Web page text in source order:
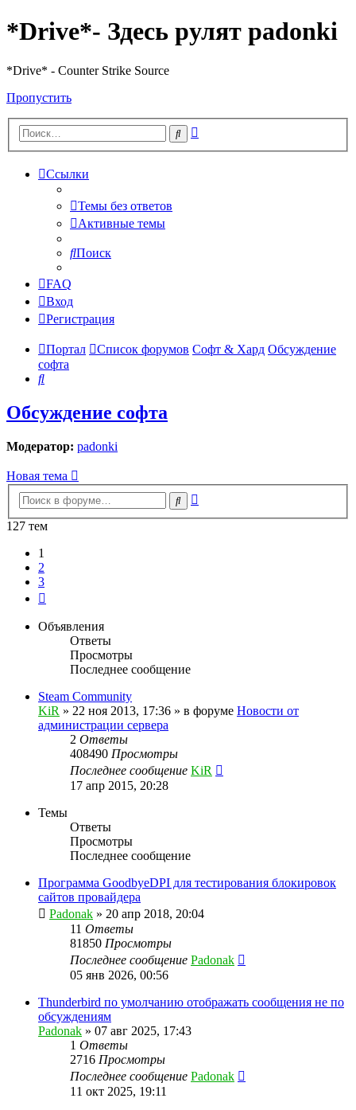
*Drive*- Здесь рулят padonki
*Drive* - Counter Strike Source
Пропустить
Поиск
Ссылки
Темы без ответов
Активные темы
Поиск
FAQ
Вход
Регистрация
Портал Список форумов Софт & Хард Обсуждение
софта
Поиск
Обсуждение софта
Модератор: padonki
Новая тема
Поиск
127 тем
1
2
3
Объявления
Ответы
Просмотры
Последнее сообщение
Steam Community
KiR » 22 ноя 2013, 17:36 » в форуме Новости от
администрации сервера
2 Ответы
408490 Просмотры
Последнее сообщение KiR
17 апр 2015, 20:28
Темы
Ответы
Просмотры
Последнее сообщение
Программа GoodbyeDPI для тестирования блокировок
сайтов провайдера
Padonak » 20 апр 2018, 20:04
11 Ответы
81850 Просмотры
Последнее сообщение Padonak
05 янв 2026, 00:56
Thunderbird по умолчанию отображать сообщения не по
обсуждениям
Padonak » 07 авг 2025, 17:43
1 Ответы
2716 Просмотры
Последнее сообщение Padonak
11 окт 2025, 19:11